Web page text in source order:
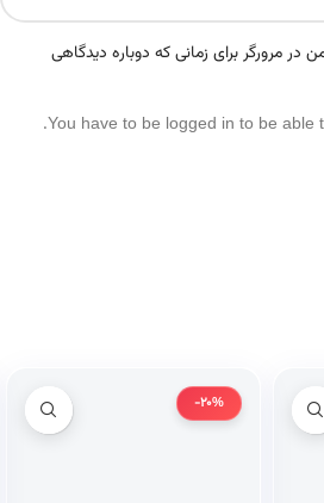
در مرورگر برای زمانی که دوباره دیدگاهی
You have to be logged in to be able
-20%